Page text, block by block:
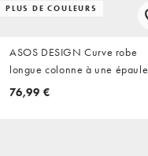
PLUS DE COULEURS
ASOS DESIGN Curve robe
longue colonne à une épaule
avec drapé au dos en doré
76,99 €